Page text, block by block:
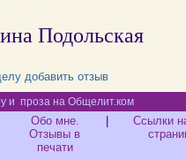
Подольская
добавить отзыв
и проза на Общелит.ком
Обо мне.
Отзывы в
печати
Ссылки